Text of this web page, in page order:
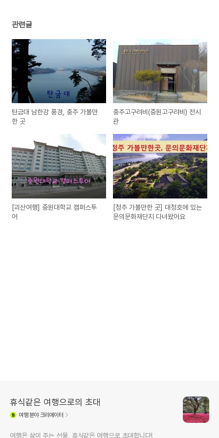
관련글
탄금대 남한강 풍경, 충주 가볼만
한 곳
충주고구려비(중원고구려비) 전시
관
[괴산여행] 중원대학교 캠퍼스투
어
[청주 가볼만한 곳] 대청호에 있는
문의문화재단지 다녀왔어요
휴식같은 여행으로의 초대
여행분야 크리에이터
여행은 삶이 주는 선물, 휴식같은 여행으로 초대합니다!